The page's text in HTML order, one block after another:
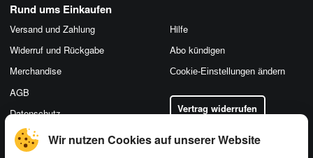
Wir nutzen Cookies auf unserer Website
Rund ums Einkaufen
Versand und Zahlung
Widerruf und Rückgabe
Merchandise
AGB
Datenschutz
Hilfe
Abo kündigen
Cookie-Einstellungen ändern
Vertrag widerrufen